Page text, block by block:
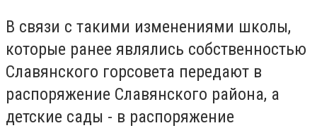
В связи с такими изменениями школы,
которые ранее являлись собственностью
Славянского горсовета передают в
распоряжение Славянского района, а
детские сады - в распоряжение